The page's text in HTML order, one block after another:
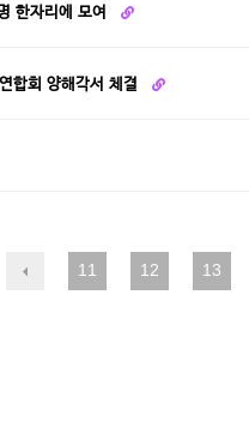
한자리에 모여
합회 양해각서 체결
11 12 13